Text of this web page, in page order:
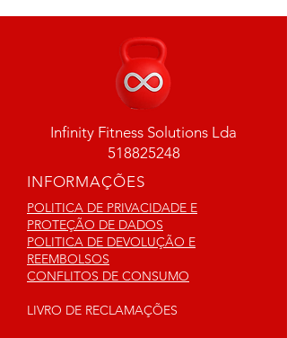
Infinity Fitness Solutions Lda
518825248
INFORMAÇÕES
POLITICA DE PRIVACIDADE E
PROTEÇÃO DE DADOS
POLITICA DE DEVOLUÇÃO E
REEMBOLSOS
CONFLITOS DE CONSUMO
LIVRO DE RECLAMAÇÕES